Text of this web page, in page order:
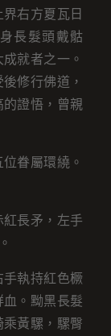
右方夏瓦日
長髮頭戴骷
就者之一。
修行佛道，
證悟，曾親
眷屬環繞。
長矛，左手
執持紅色橛
。黝黑長髮
黃騾，騾臀